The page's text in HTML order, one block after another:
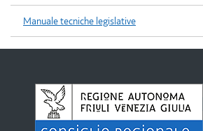
Manuale tecniche legislative